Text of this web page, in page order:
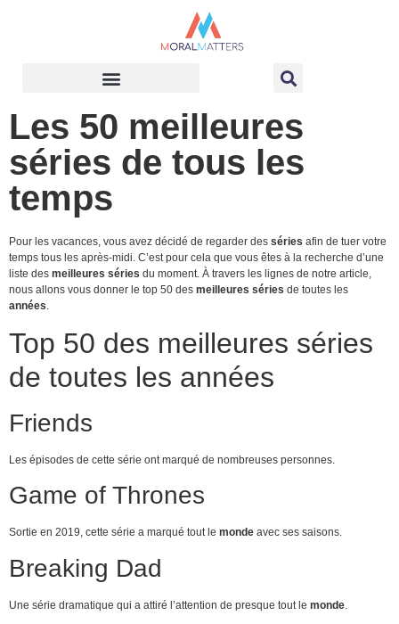
Les 50 meilleures
séries de tous les
temps
Pour les vacances, vous avez décidé de regarder des séries afin de tuer votre
temps tous les après-midi. C’est pour cela que vous êtes à la recherche d’une
liste des meilleures séries du moment. À travers les lignes de notre article,
nous allons vous donner le top 50 des meilleures séries de toutes les
années
Top 50 des meilleures séries
de toutes les années
Friends
Les épisodes de cette série ont marqué de nombreuses personnes.
Game of Thrones
Sortie en 2019, cette série a marqué tout le monde avec ses saisons.
Breaking Dad
Une série dramatique qui a attiré l’attention de presque tout le monde.